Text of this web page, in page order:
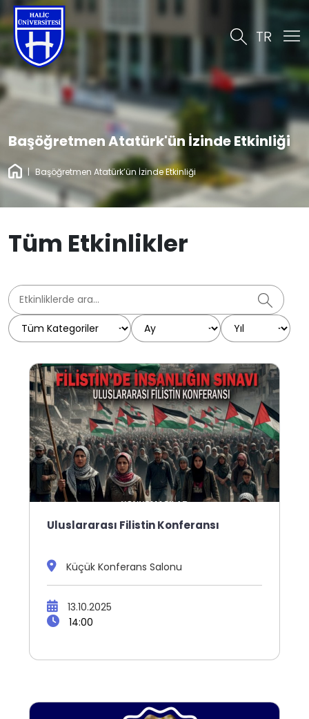
TR
Başöğretmen Atatürk'ün İzinde Etkinliği
| Başöğretmen Atatürk’ün İzinde Etkinliği
Tüm Etkinlikler
Uluslararası Filistin Konferansı
Küçük Konferans Salonu
13.10.2025
14:00